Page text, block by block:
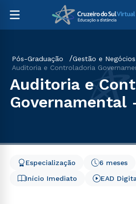
Pós-Graduação
Gestão e Negócios
Auditoria e Controladoria
Auditoria e
Governamental
Início Imediato
6 meses
Especialização
EAD